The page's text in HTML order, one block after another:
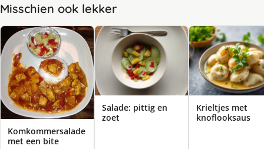
Misschien ook lekker
Komkommersalade
met een bite
Salade: pittig en
zoet
Krieltjes met
knoflooksaus